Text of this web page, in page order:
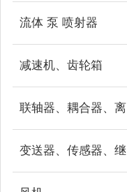
流体 泵 喷射器
减速机、齿轮箱